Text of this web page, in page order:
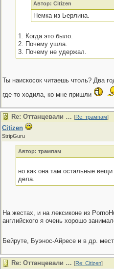
Автор: Citizen
Немка из Берлина.
1. Когда это было.
2. Почему ушла.
3. Почему не удержал.
Ты наискосок читаешь чтоль? Два
где-то ходила, ко мне пришли
Re: Оттанцевали … [Re: трампам]
Citizen
StripGuru
Автор: трампам
но как она там остальные
дела.
На жестах, и на лексиконе из
английского я очень хорошо
Бейруте, Буэнос-Айресе и в др.
Re: Оттанцевали … [Re: Citizen]